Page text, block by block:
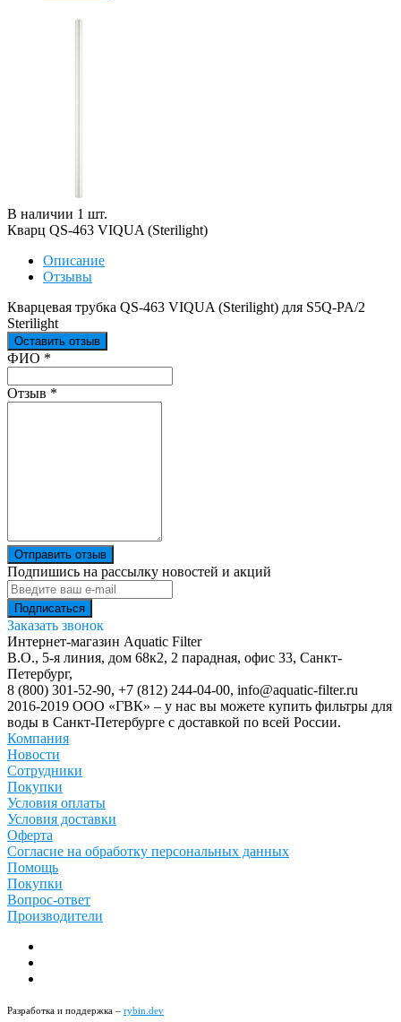
В наличии 1 шт.
Кварц QS-463 VIQUA (Sterilight)
Описание
Отзывы
Кварцевая трубка QS-463 VIQUA (Sterilight) для S5Q-PA/2
Sterilight
Оставить отзыв
Ваш отзыв был отправлен!
ФИО *
Отзыв *
Отправить отзыв
Подпишись на рассылку новостей и акций
Заказать звонок
Интернет-магазин Aquatic Filter
В.О., 5-я линия, дом 68к2, 2 парадная, офис 33, Санкт-
Петербург,
8 (800) 301-52-90, +7 (812) 244-04-00, info@aquatic-filter.ru
2016-2019 ООО «ГВК» – у нас вы можете купить фильтры для
воды в Санкт-Петербурге с доставкой по всей России.
Компания
Новости
Сотрудники
Покупки
Условия оплаты
Условия доставки
Оферта
Согласие на обработку персональных данных
Помощь
Покупки
Вопрос-ответ
Производители
Разработка и поддержка – rybin.dev